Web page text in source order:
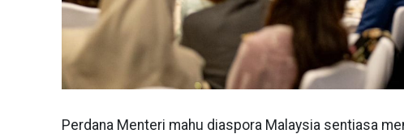
Perdana Menteri mahu diaspora Malaysia sentiasa